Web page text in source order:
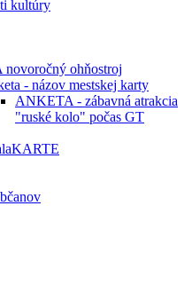
kultúry
ohňostroj
- názov mestskej karty
ANKETA - zábavná atrakcia
"ruské kolo" počas GT